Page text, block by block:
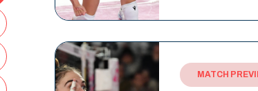
MATCH